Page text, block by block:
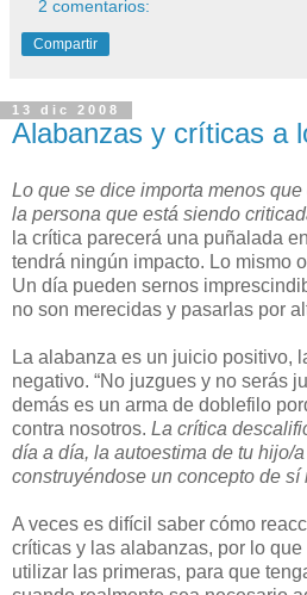
2 comentarios:
Compartir
13 dic 2008
Alabanzas y críticas a
Lo que se dice importa menos
la persona que está siendo
la crítica parecerá una puñalada
tendrá ningún impacto. Lo mismo
Un día pueden sernos
no son merecidas y pasarlas por
La alabanza es un juicio positivo,
negativo. “No juzgues y no serás
demás es un arma de doblefilo
contra nosotros. La crítica
día a día, la autoestima de tu hijo/
construyéndose un concepto de sí
A veces es difícil saber cómo
críticas y las alabanzas, por lo
utilizar las primeras, para que